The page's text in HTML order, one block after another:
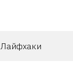
Лайфхаки